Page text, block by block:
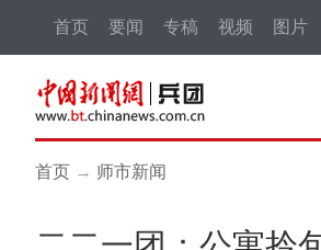
首页 要闻 专稿 视频 图片
首页 → 师市新闻